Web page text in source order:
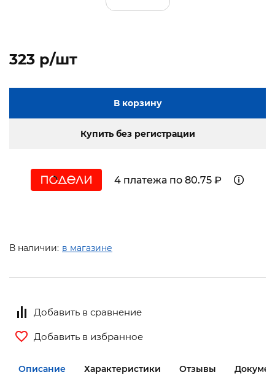
323 p/шт
В корзину
Купить без регистрации
4 платежа по 80.75 ₽
В наличии: в магазине
Добавить в сравнение
Добавить в избранное
Описание Характеристики Отзывы